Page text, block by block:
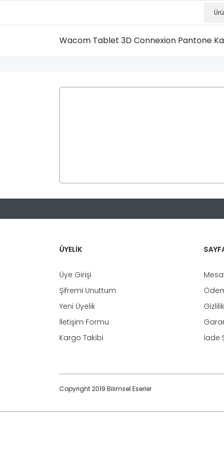
Wacom Tablet 3D Connexion Pantone
ÜYELİK
Üye Girişi
Şifremi Unuttum
Yeni Üyelik
İletişim Formu
Kargo Takibi
İade
Copyright 2019 Bilimsel Eserler